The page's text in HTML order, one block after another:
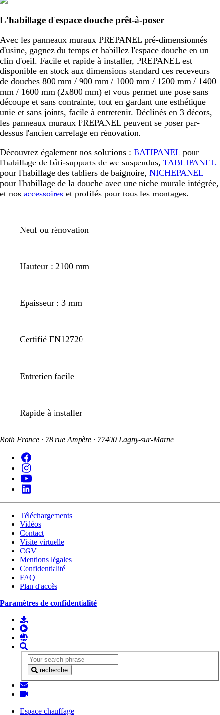
L'habillage d'espace douche prêt-à-poser
Avec les panneaux muraux PREPANEL pré-dimensionnés
d'usine, gagnez du temps et habillez l'espace douche en un
clin d'oeil. Facile et rapide à installer, PREPANEL est
disponible en stock aux dimensions standard des receveurs
de douches 800 mm / 900 mm / 1000 mm / 1200 mm / 1400
mm / 1600 mm (2x800 mm) et vous permet une pose sans
découpe et sans contrainte, tout en gardant une esthétique
unie et sans joints, facile à entretenir. Déclinés en 3 décors,
les panneaux muraux PREPANEL peuvent se poser par-
dessus l'ancien carrelage en rénovation.
Découvrez également nos solutions : BATIPANEL pour
l'habillage de bâti-supports de wc suspendus, TABLIPANEL
pour l'habillage des tabliers de baignoire, NICHEPANEL
pour l'habillage de la douche avec une niche murale intégrée,
et nos accessoires et profilés pour tous les montages.
Neuf ou rénovation
Hauteur : 2100 mm
Epaisseur : 3 mm
Certifié EN12720
Entretien facile
Rapide à installer
Roth France · 78 rue Ampère · 77400 Lagny-sur-Marne
Téléchargements
Vidéos
Contact
Visite virtuelle
CGV
Mentions légales
Confidentialité
FAQ
Plan d'accès
Paramètres de confidentialité
recherche
Espace chauffage